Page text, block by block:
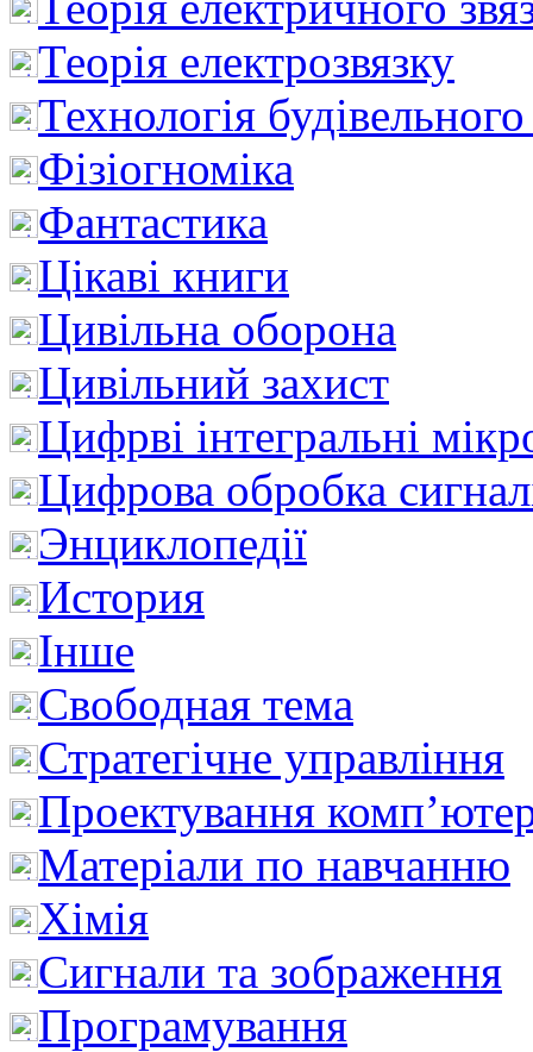
Теорія електрозвязку
Технологія
Фізіогноміка
Фантастика
Цікаві книги
Цивільна оборона
Цивільний захист
Цифрві інтегральні
Цифрова обробка
Энциклопедії
История
Інше
Свободная тема
Стратегічне управління
Проектування
Матеріали по навчанню
Хімія
Сигнали та зображення
Програмування